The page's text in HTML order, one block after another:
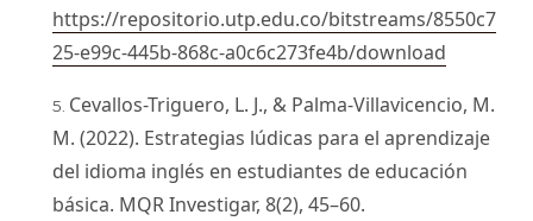
https://repositorio.utp.edu.co/bitstreams/8550c7
25-e99c-445b-868c-a0c6c273fe4b/download
Cevallos-Triguero, L. J., & Palma-Villavicencio, M.
M. (2022). Estrategias lúdicas para el aprendizaje
del idioma inglés en estudiantes de educación
básica. MQR Investigar, 8(2), 45–60.